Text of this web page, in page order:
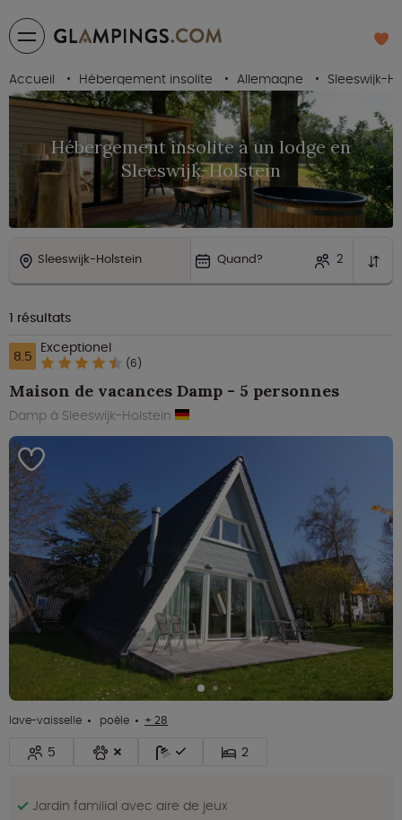
Accueil Hébergement insolite Allemagne Sleeswijk-
Hébergement insolite à un lodge en
Sleeswijk-Holstein
Sleeswijk-Holstein Quand? 2
1 résultats
8.5 Exceptionel
(6)
Maison de vacances Damp - 5 personnes
Damp à Sleeswijk-Holstein
lave-vaisselle poêle + 28
5 2
Jardin familial avec aire de jeux